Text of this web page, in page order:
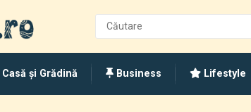
Casă și Grădină Business Lifestyle